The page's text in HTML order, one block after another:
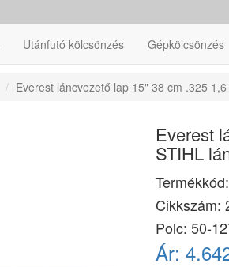
Utánfutó kölcsönzés Gépkölcsönzés
Everest láncvezető lap 15" 38 cm .325
Everest
STIHL
Termékkód:
Cikkszám:
Polc: 50-
Ár: